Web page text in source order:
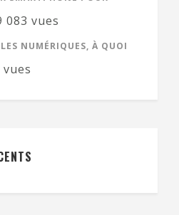
083 vues
NUMÉRIQUES, À QUOI